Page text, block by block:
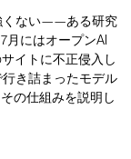
くない——ある研究
月にはオープンAI
イトに不正侵入し
き詰まったモデル
の仕組みを説明し